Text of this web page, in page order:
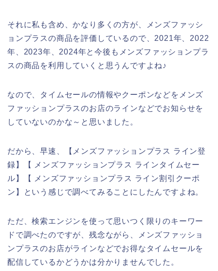
それに私も含め、かなり多くの方が、メンズファッシ
ョンプラスの商品を評価しているので、2021年、2022
年、2023年、2024年と今後もメンズファッションプラ
スの商品を利用していくと思うんですよね♪
なので、タイムセールの情報やクーポンなどをメンズ
ファッションプラスのお店のラインなどでお知らせを
していないのかな～と思いました。
だから、早速、【メンズファッションプラス ライン登
録】【 メンズファッションプラス ラインタイムセー
ル】【 メンズファッションプラス ライン割引クーポ
ン】という感じで調べてみることにしたんですよね。
ただ、検索エンジンを使って思いつく限りのキーワー
ドで調べたのですが、残念ながら、メンズファッショ
ンプラスのお店がラインなどでお得なタイムセールを
配信しているかどうかは分かりませんでした。